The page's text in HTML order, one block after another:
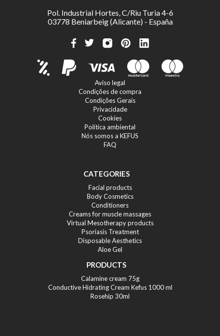
Pol. Industrial Hortes, C/Riu Turia 4-6
03778 Beniarbeig (Alicante) - España
Aviso legal
Condições de compra
Condições Gerais
Privacidade
Cookies
Política ambiental
Nós somos a KEFUS
FAQ
CATEGORIES
Facial products
Body Cosmetics
Conditioners
Creams for muscle massages
Virtual Mesotherapy products
Psoriasis Treatment
Disposable Aesthetics
Aloe Gel
PRODUCTS
Calamine cream 75g
Conductive Hidrating Cream Kefus 1000 ml
Rosehip 30ml